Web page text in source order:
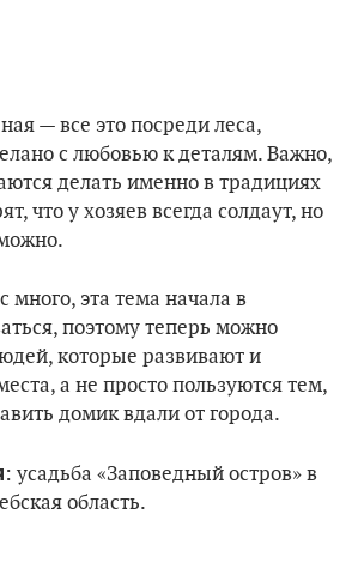
— все это посреди леса,
с любовью к деталям. Важно,
делать именно в традициях
что у хозяев всегда солдаут, но
много, эта тема начала в
поэтому теперь можно
которые развивают и
а не просто пользуются тем,
домик вдали от города.
: усадьба «Заповедный остров» в
область.